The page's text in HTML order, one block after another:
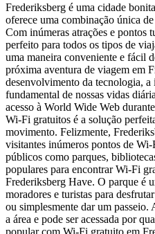
Frederiksberg é uma cidade
oferece uma combinação única
Com inúmeras atrações e pontos
perfeito para todos os tipos de
uma maneira conveniente e fácil
próxima aventura de viagem em
desenvolvimento da tecnologia, a
fundamental de nossas vidas
acesso à World Wide Web
Wi-Fi gratuitos é a solução
movimento. Felizmente,
visitantes inúmeros pontos de
públicos como parques,
populares para encontrar Wi-Fi
Frederiksberg Have. O parque é
moradores e turistas para
ou simplesmente dar um
a área e pode ser acessada por
popular com Wi-Fi gratuito em